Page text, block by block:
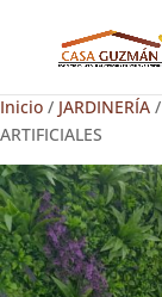
Inicio / JARDINERÍA /
ARTIFICIALES